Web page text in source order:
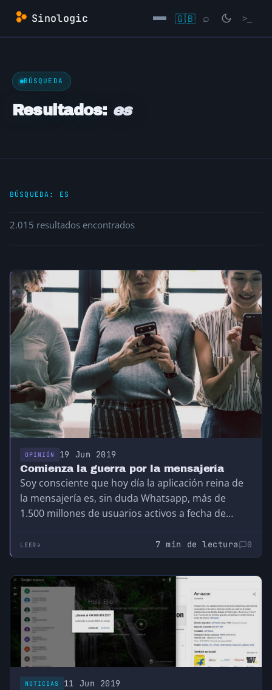
Saltar
contenido
Sinologic 🇬🇧 ⌕ >_
BÚSQUEDA
Resultados: es
BÚSQUEDA: ES
2.015 resultados encontrados
OPINIÓN 19 Jun 2019
Comienza la guerra por la mensajería
Soy consciente que hoy día la aplicación reina de
la mensajería es, sin duda Whatsapp, más de
1.500 millones de usuarios activos a fecha de
considerable como para considerarla la
triunfadora dentro de la larga lista de aplicaciones
de mensajería instantánea frente a otros como
Telegram que, pese a tener mejores
características, únicamente cuenta con 200
millones de usuarios activos.
LEER 7 min de lectura 0
NOTICIAS 11 Jun 2019